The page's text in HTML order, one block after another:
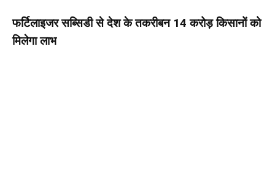
फर्टिलाइजर सब्सिडी से देश के तकरीबन 14 करोड़ किसानों को
मिलेगा लाभ